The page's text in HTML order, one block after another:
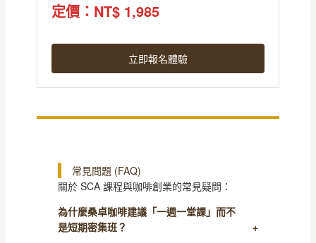
定價：NT$ 1,985
立即報名體驗
常見問題 (FAQ)
關於 SCA 課程與咖啡創業的常見疑問：
為什麼桑卓咖啡建議「一週一堂課」而不
是短期密集班？